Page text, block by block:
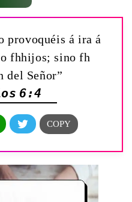
provoquéis á ira á
fhhijos; sino fh
del Señor”
6:4